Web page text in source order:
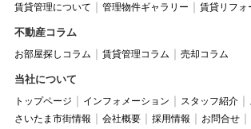
賃貸管理について 管理物件ギャラリー 賃貸リフォ
不動産コラム
お部屋探しコラム 賃貸管理コラム 売却コラム
当社について
トップページ インフォメーション スタッフ紹介
さいたま市街情報
会社概要 採用情報
お問合せ